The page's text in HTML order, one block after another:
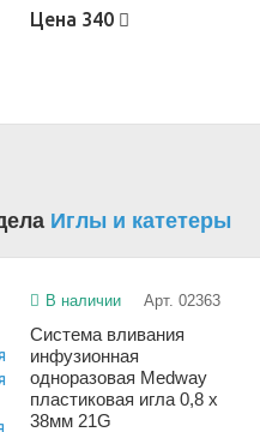
Цена 340
Иглы и катетеры
В наличии Арт. 02363
Система вливания
инфузионная
одноразовая Medway
пластиковая игла 0,8 x
38мм 21G